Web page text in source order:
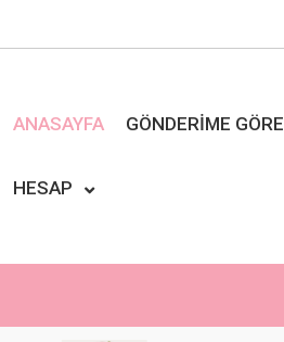
ANASAYFA GÖNDERIME GÖRE
HESAP